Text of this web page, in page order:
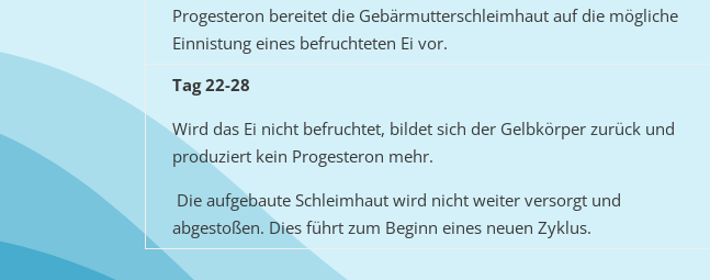
Progesteron bereitet die Gebärmutterschleimhaut auf die mögliche
Einnistung eines befruchteten Ei vor.
Tag 22-28
Wird das Ei nicht befruchtet, bildet sich der Gelbkörper zurück und
produziert kein Progesteron mehr.
Die aufgebaute Schleimhaut wird nicht weiter versorgt und
abgestoßen. Dies führt zum Beginn eines neuen Zyklus.